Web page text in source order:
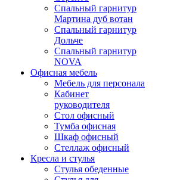
Спальный гарнитур
Мартина дуб вотан
Спальный гарнитур
Дольче
Спальный гарнитур
NOVA
Офисная мебель
Мебель для персонала
Кабинет
руководителя
Стол офисный
Тумба офисная
Шкаф офисный
Стеллаж офисный
Кресла и стулья
Стулья обеденные